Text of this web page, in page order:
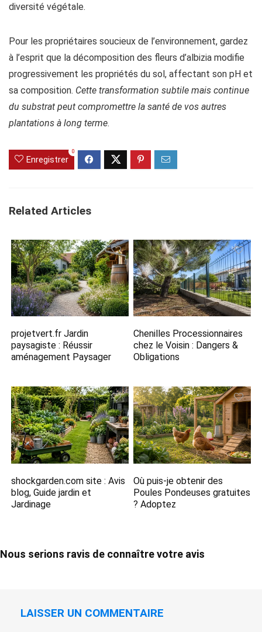
diversité végétale.
Pour les propriétaires soucieux de l’environnement, gardez
à l’esprit que la décomposition des fleurs d’albizia modifie
progressivement les propriétés du sol, affectant son pH et
sa composition. Cette transformation subtile mais continue
du substrat peut compromettre la santé de vos autres
plantations à long terme.
Enregistrer
0
Related Articles
projetvert.fr Jardin​
paysagiste : Réussir
aménagement Paysager
Chenilles Processionnaires
chez le Voisin : Dangers &
Obligations
shockgarden.com​ site : Avis
blog, Guide jardin et
Jardinage
Où puis-je obtenir des
Poules Pondeuses gratuites
? Adoptez
Nous serions ravis de connaître votre avis
LAISSER UN COMMENTAIRE